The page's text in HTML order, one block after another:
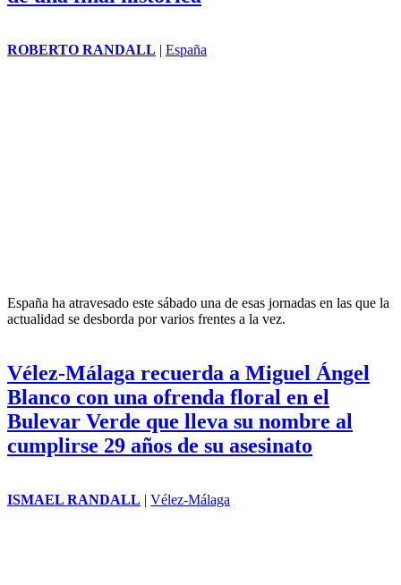
ROBERTO RANDALL | España
España ha atravesado este sábado una de esas jornadas en las que la
actualidad se desborda por varios frentes a la vez.
Vélez-Málaga recuerda a Miguel Ángel
Blanco con una ofrenda floral en el
Bulevar Verde que lleva su nombre al
cumplirse 29 años de su asesinato
ISMAEL RANDALL | Vélez-Málaga